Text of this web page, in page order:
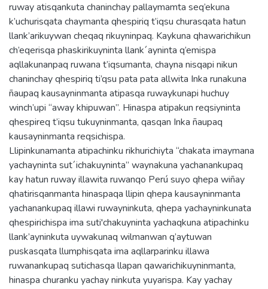
ruway atisqankuta chaninchay pallaymamta seq’ekuna
k’uchurisqata chaymanta qhespiriq t’iqsu churasqata hatun
llank’arikuywan cheqaq rikuyninpaq. Kaykuna qhawarichikun
ch’eqerisqa phaskirikuyninta llank´ayninta q’emispa
aqllakunanpaq ruwana t’iqsumanta, chayna nisqapi nikun
chaninchay qhespiriq ti’qsu pata pata allwita Inka runakuna
ñaupaq kausayninmanta atipasqa ruwaykunapi huchuy
winch’upi “away khipuwan”. Hinaspa atipakun reqsiyninta
qhespireq t’iqsu tukuyninmanta, qasqan Inka ñaupaq
kausayninmanta reqsichispa.
Llipinkunamanta atipachinku rikhurichiyta “chakata imaymana
yachayninta sut´ichakuyninta” waynakuna yachanankupaq
kay hatun ruway illawita ruwanqo Perú suyo qhepa wiñay
qhatirisqanmanta hinaspaqa llipin qhepa kausayninmanta
yachanankupaq illawi ruwayninkuta, qhepa yachayninkunata
qhespirichispa ima suti'chakuyninta yachaqkuna atipachinku
llank’ayninkuta uywakunaq wilmanwan q’aytuwan
puskasqata llumphisqata ima aqllarparinku illawa
ruwanankupaq sutichasqa llapan qawarichikuyninmanta,
hinaspa churanku yachay ninkuta yuyarispa. Kay yachay